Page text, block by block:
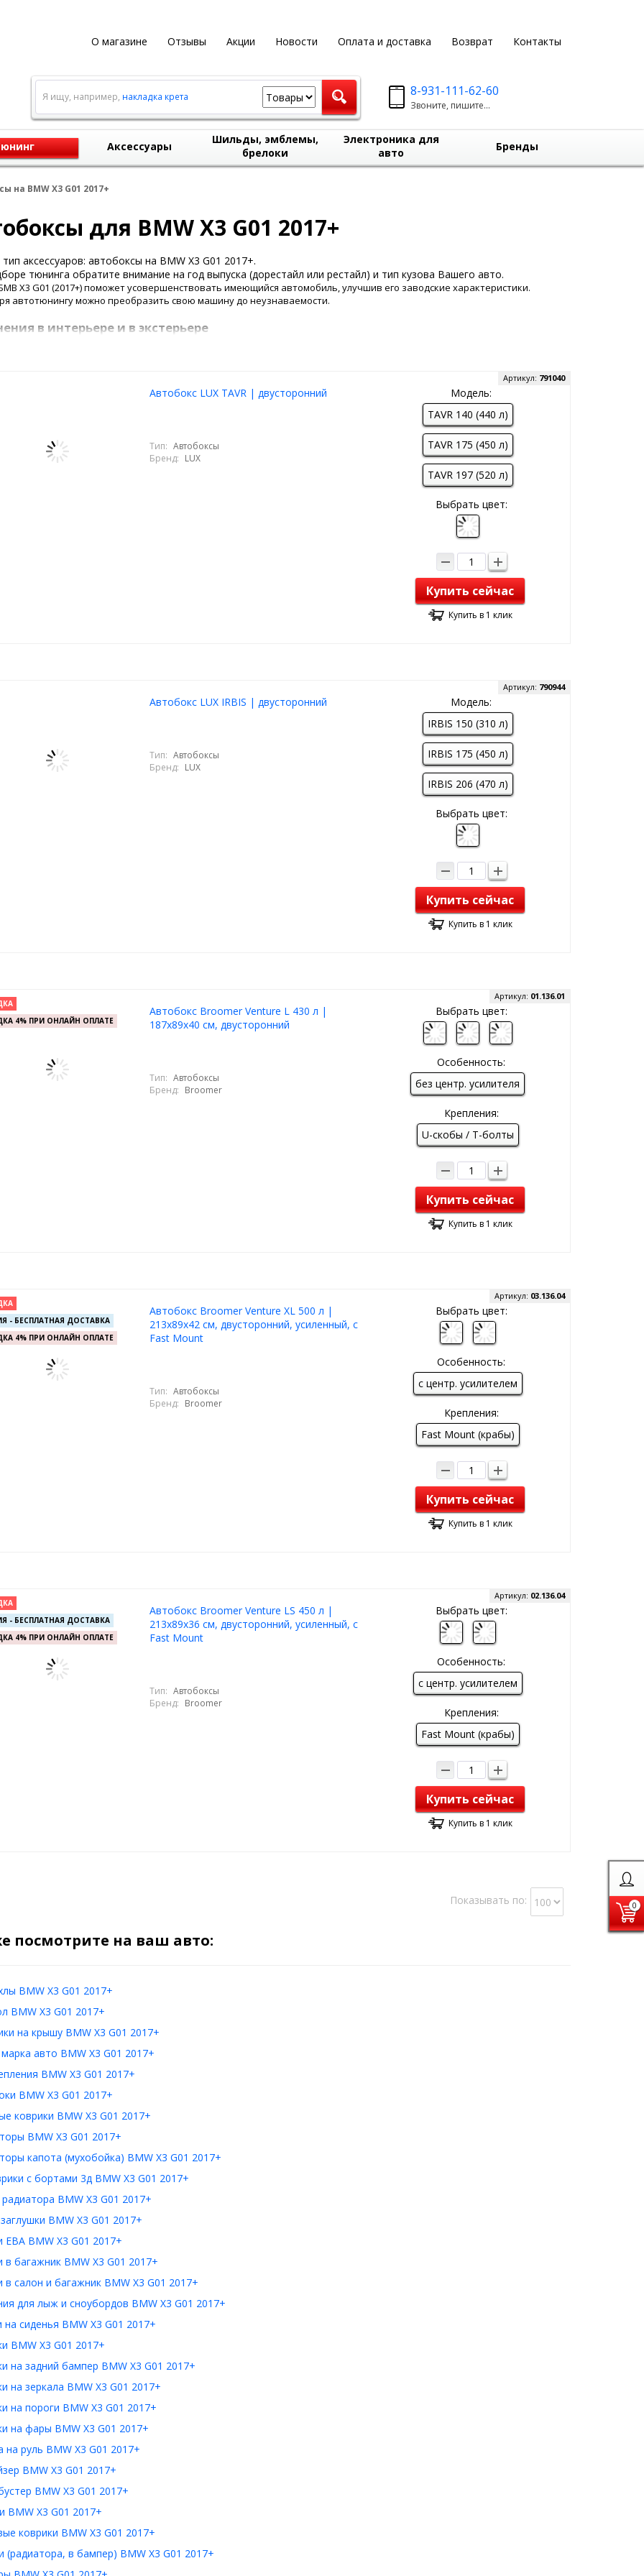
0
О магазине Отзывы Акции Новости Оплата и доставка Возврат Контакты
8-931-111-62-60
Звоните, пишите...
Я ищу, например, накладка крета
Аксессуары
Шильды, эмблемы,
брелоки
Электроника для
авто
Бренды
на BMW X3 G01 2017+
для BMW X3 G01 2017+
аксессуаров: автобоксы на BMW X3 G01 2017+.
тюнинга обратите внимание на год выпуска (дорестайл или рестайл) и тип кузова Вашего авто.
Х3 G01 (2017+) поможет усовершенствовать имеющийся автомобиль, улучшив его заводские характеристики.
автотюнингу можно преобразить свою машину до неузнаваемости.
в интерьере и в экстерьере
на высокой скорости. Кроме того, внешний тюнинг БМВ Х3 можно дополнить подходящими именно к этой модели
Автобокс LUX TAVR | двусторонний
Артикул: 791040
Тип: Автобоксы
Бренд: LUX
Модель:
TAVR 140 (440 л)
TAVR 175 (450 л)
TAVR 197 (520 л)
Выбрать цвет:
Купить сейчас
Купить в 1 клик
Автобокс LUX IRBIS | двусторонний
Артикул: 790944
Тип: Автобоксы
Бренд: LUX
Модель:
IRBIS 150 (310 л)
IRBIS 175 (450 л)
IRBIS 206 (470 л)
Выбрать цвет:
Купить сейчас
Купить в 1 клик
4% ПРИ ОНЛАЙН ОПЛАТЕ
Автобокс Broomer Venture L 430 л |
187х89х40 см, двусторонний
Артикул: 01.136.01
Тип: Автобоксы
Бренд: Broomer
Выбрать цвет:
Особенность:
без центр. усилителя
Крепления:
U-скобы / T-болты
Купить сейчас
Купить в 1 клик
- БЕСПЛАТНАЯ ДОСТАВКА
4% ПРИ ОНЛАЙН ОПЛАТЕ
Автобокс Broomer Venture XL 500 л |
213х89х42 см, двусторонний, усиленный, с
Fast Mount
Артикул: 03.136.04
Тип: Автобоксы
Бренд: Broomer
Выбрать цвет:
Особенность:
с центр. усилителем
Крепления:
Fast Mount (крабы)
Купить сейчас
Купить в 1 клик
- БЕСПЛАТНАЯ ДОСТАВКА
4% ПРИ ОНЛАЙН ОПЛАТЕ
Автобокс Broomer Venture LS 450 л |
213х89х36 см, двусторонний, усиленный, с
Fast Mount
Артикул: 02.136.04
Тип: Автобоксы
Бренд: Broomer
Выбрать цвет:
Особенность:
с центр. усилителем
Крепления:
Fast Mount (крабы)
Купить сейчас
Купить в 1 клик
Показывать по:
посмотрите на ваш авто:
BMW X3 G01 2017+
BMW X3 G01 2017+
на крышу BMW X3 G01 2017+
авто BMW X3 G01 2017+
BMW X3 G01 2017+
BMW X3 G01 2017+
коврики BMW X3 G01 2017+
BMW X3 G01 2017+
капота (мухобойка) BMW X3 G01 2017+
с бортами 3д BMW X3 G01 2017+
BMW X3 G01 2017+
BMW X3 G01 2017+
ЕВА BMW X3 G01 2017+
в багажник BMW X3 G01 2017+
в салон и багажник BMW X3 G01 2017+
для лыж и сноубордов BMW X3 G01 2017+
на сиденья BMW X3 G01 2017+
BMW X3 G01 2017+
на задний бампер BMW X3 G01 2017+
на зеркала BMW X3 G01 2017+
на пороги BMW X3 G01 2017+
на фары BMW X3 G01 2017+
на руль BMW X3 G01 2017+
BMW X3 G01 2017+
BMW X3 G01 2017+
BMW X3 G01 2017+
коврики BMW X3 G01 2017+
(радиатора, в бампер) BMW X3 G01 2017+